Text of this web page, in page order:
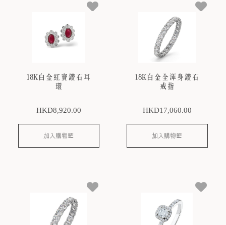
18K白金紅寶鑽石耳
環
HKD8,920.00
加入購物籃
18K白金全渾身鑽石
戒指
HKD17,060.00
加入購物籃